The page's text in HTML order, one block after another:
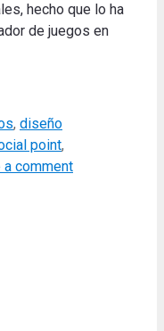
hecho que lo ha
de juegos en
, diseño
point,
a comment